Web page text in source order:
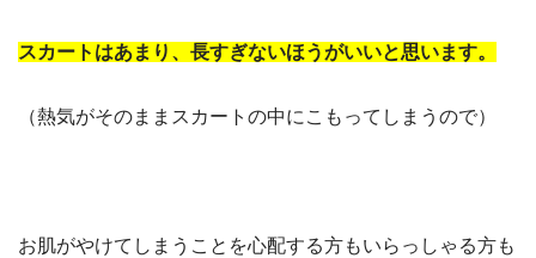
スカートはあまり、長すぎないほうがいいと思います。
（熱気がそのままスカートの中にこもってしまうので）
お肌がやけてしまうことを心配する方もいらっしゃる方も